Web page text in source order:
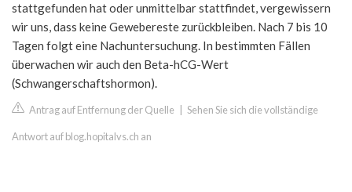
stattgefunden hat oder unmittelbar stattfindet, vergewissern
wir uns, dass keine Gewebereste zurückbleiben. Nach 7 bis 10
Tagen folgt eine Nachuntersuchung. In bestimmten Fällen
überwachen wir auch den Beta-hCG-Wert
(Schwangerschaftshormon).
Antrag auf Entfernung der Quelle Sehen Sie sich die vollständige
Antwort auf blog.hopitalvs.ch an